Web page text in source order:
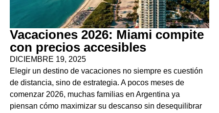
Vacaciones 2026: Miami compite
con precios accesibles
DICIEMBRE 19, 2025
Elegir un destino de vacaciones no siempre es cuestión
de distancia, sino de estrategia. A pocos meses de
comenzar 2026, muchas familias en Argentina ya
piensan cómo maximizar su descanso sin desequilibrar